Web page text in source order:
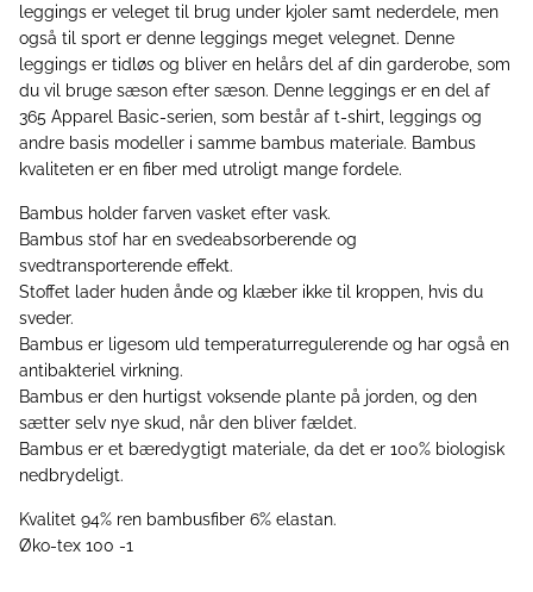
leggings er veleget til brug under kjoler samt nederdele, men
også til sport er denne leggings meget velegnet. Denne
leggings er tidløs og bliver en helårs del af din garderobe, som
du vil bruge sæson efter sæson. Denne leggings er en del af
365 Apparel Basic-serien, som består af t-shirt, leggings og
andre basis modeller i samme bambus materiale. Bambus
kvaliteten er en fiber med utroligt mange fordele.
Bambus holder farven vasket efter vask.
Bambus stof har en svedeabsorberende og
svedtransporterende effekt.
Stoffet lader huden ånde og klæber ikke til kroppen, hvis du
sveder.
Bambus er ligesom uld temperaturregulerende og har også en
antibakteriel virkning.
Bambus er den hurtigst voksende plante på jorden, og den
sætter selv nye skud, når den bliver fældet.
Bambus er et bæredygtigt materiale, da det er 100% biologisk
nedbrydeligt.
Kvalitet 94% ren bambusfiber 6% elastan.
Øko-tex 100 -1